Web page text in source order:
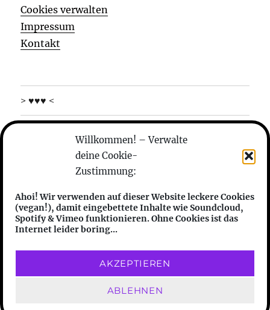
Willkommen! – Verwalte
deine Cookie-
Zustimmung:
Ahoi! Wir verwenden auf dieser Website leckere Cookies
(vegan!), damit eingebettete Inhalte wie Soundcloud,
Spotify & Vimeo funktionieren. Ohne Cookies ist das
Internet leider boring...
AKZEPTIEREN
ABLEHNEN
Cookies verwalten
Impressum
Kontakt
> ♥♥♥ <
wer sind die
features
friends
Datenschutzerklärung